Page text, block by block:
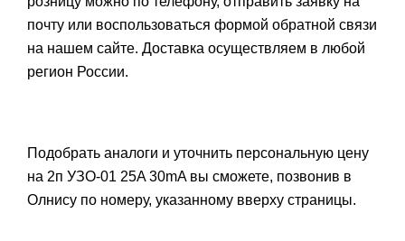
почту или воспользоваться формой обратной связи
на нашем сайте. Доставка осуществляем в любой
регион России.
Подобрать аналоги и уточнить персональную цену
на 2п УЗО-01 25A 30mA вы сможете, позвонив в
Олнису по номеру, указанному вверху страницы.